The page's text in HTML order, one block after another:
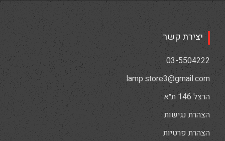
יצירת קשר
03-5504222
lamp.store3@gmail.com
הרצל 146 ת״א
הצהרת נגישות
הצהרת פרטיות